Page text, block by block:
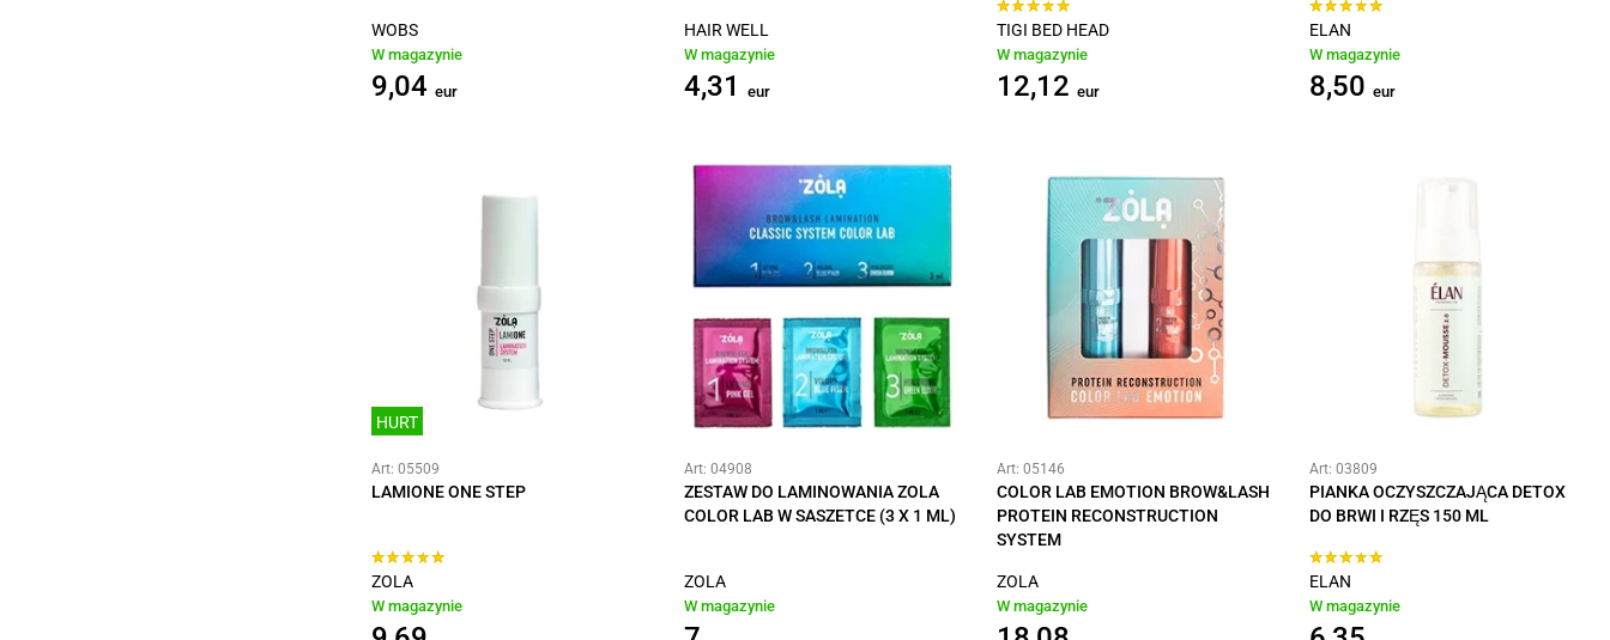
WOBS
W magazynie
9,04 eur
HAIR WELL
W magazynie
4,31 eur
TIGI BED HEAD
W magazynie
12,12 eur
ELAN
W magazynie
8,50 eur
HURT
Art: 05509
LAMIONE ONE STEP
ZOLA
W magazynie
Art: 04908
ZESTAW DO LAMINOWANIA ZOLA
COLOR LAB W SASZETCE (3 X 1 ML)
ZOLA
W magazynie
Art: 05146
COLOR LAB EMOTION BROW&LASH
PROTEIN RECONSTRUCTION
SYSTEM
ZOLA
W magazynie
Art: 03809
PIANKA OCZYSZCZAJĄCA DETOX
DO BRWI I RZĘS 150 ML
ELAN
W magazynie